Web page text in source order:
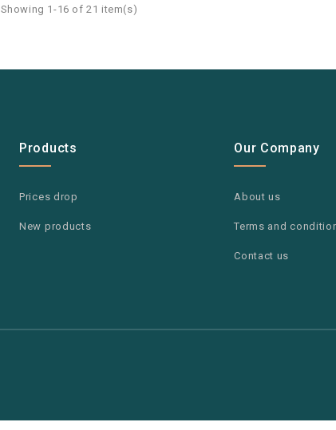
Showing 1-16 of 21 item(s)
Products
Prices drop
New products
Our Company
About us
Terms and
Contact us